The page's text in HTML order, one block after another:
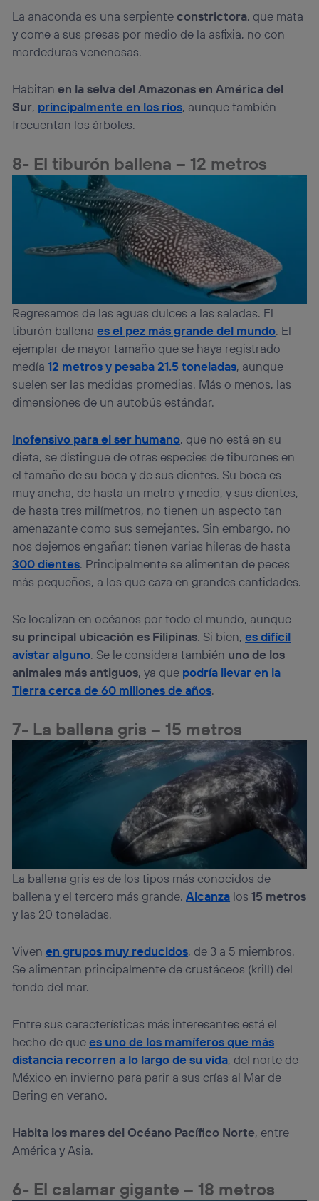
La anaconda es una serpienteconstrictora, que mata
y come a sus presas por medio de la asfixia, no con
mordeduras venenosas.
Habitanen la selva del Amazonas en América del
Sur, principalmente en los ríos, aunque también
frecuentan los árboles.
8- El tiburón ballena – 12 metros
Regresamos de las aguas dulces a las saladas. El
tiburón ballenaes el pez más grande del mundo. El
ejemplar de mayor tamaño que se haya registrado
medía12 metrosy pesaba 21.5 toneladas, aunque
suelen ser las medidas promedias. Más o menos, las
dimensiones de un autobús estándar.
Inofensivo para el ser humano, que no está en su
dieta, se distingue de otras especies de tiburones en
el tamaño de su boca y de sus dientes. Su boca es
muy ancha, de hasta un metro y medio, y sus dientes,
de hasta tres milímetros, no tienen un aspecto tan
amenazante como sus semejantes. Sin embargo, no
nos dejemos engañar: tienen varias hileras de hasta
300 dientes. Principalmente se alimentan de peces
más pequeños, a los que caza en grandes cantidades.
Se localizan en océanos por todo el mundo, aunque
su principal ubicación es Filipinas. Si bien,es difícil
avistar alguno. Se le considera también uno de los
animales más antiguos, ya que podría llevar en la
Tierra cerca de 60 millones de años.
7- La ballena gris – 15 metros
La ballena gris es de los tipos más conocidos de
ballena y el tercero más grande.Alcanza los15 metros
y las 20 toneladas.
Vivenen grupos muy reducidos, de 3 a 5 miembros.
Se alimentan principalmente de crustáceos (krill) del
fondo del mar.
Entre sus características más interesantes está el
hecho de quees uno de los mamíferos que más
distancia recorren a lo largo de su vida, del norte de
México en invierno para parir a sus crías al Mar de
Bering en verano.
Habita los mares del Océano Pacífico Norte, entre
América y Asia.
6- El calamar gigante – 18 metros